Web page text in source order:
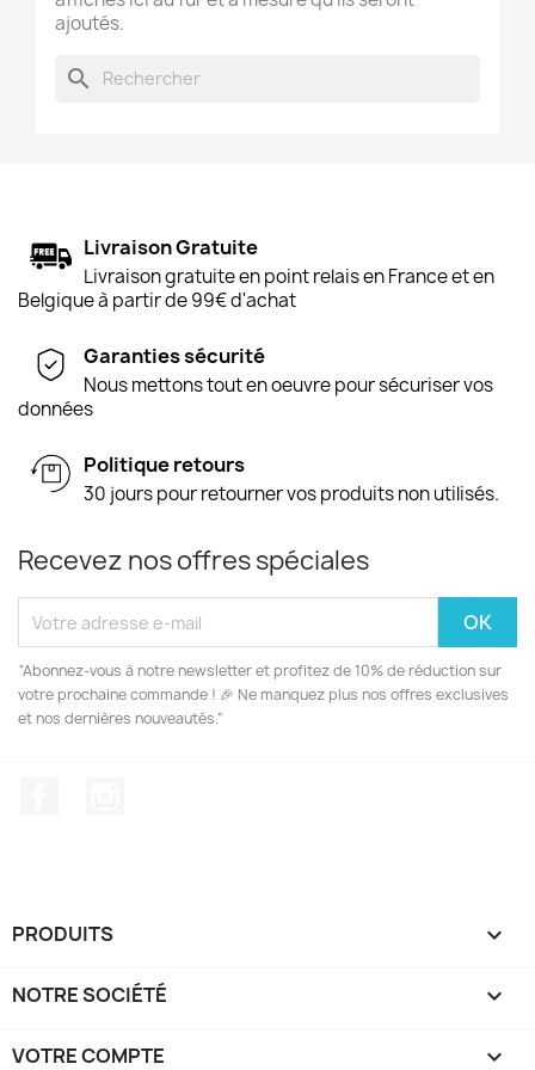
ajoutés.
search
Livraison Gratuite
Livraison gratuite en point relais en France et en
Belgique à partir de 99€ d'achat
Garanties sécurité
Nous mettons tout en oeuvre pour sécuriser vos
données
Politique retours
30 jours pour retourner vos produits non utilisés.
Recevez nos offres spéciales
“Abonnez-vous à notre newsletter et profitez de 10% de réduction sur
votre prochaine commande ! 🎉 Ne manquez plus nos offres exclusives
et nos dernières nouveautés.”
PRODUITS 
NOTRE SOCIÉTÉ 
VOTRE COMPTE 